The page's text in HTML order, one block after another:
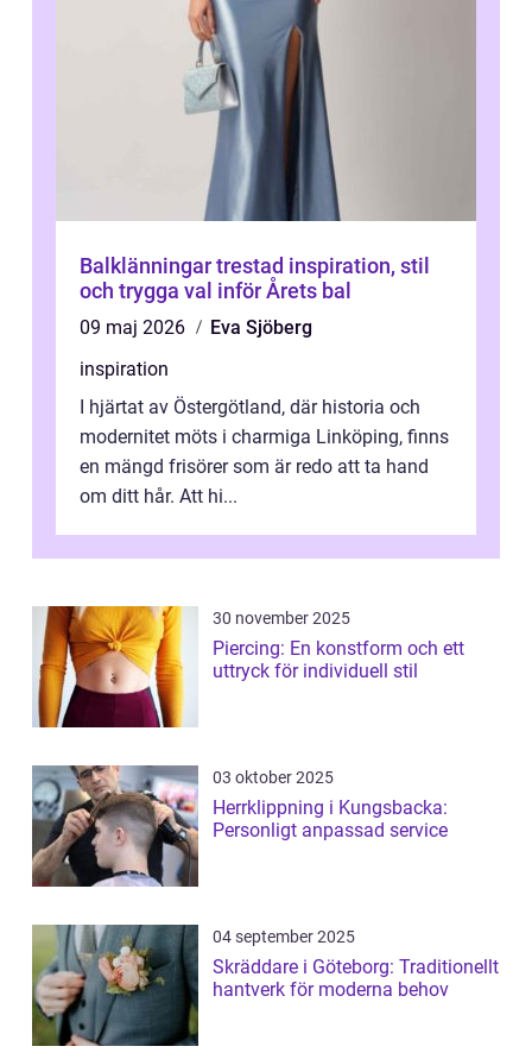
Balklänningar trestad inspiration, stil
och trygga val inför Årets bal
09 maj 2026
Eva Sjöberg
inspiration
I hjärtat av Östergötland, där historia och
modernitet möts i charmiga Linköping, finns
en mängd frisörer som är redo att ta hand
om ditt hår. Att hi...
30 november 2025
Piercing: En konstform och ett
uttryck för individuell stil
03 oktober 2025
Herrklippning i Kungsbacka:
Personligt anpassad service
04 september 2025
Skräddare i Göteborg: Traditionellt
hantverk för moderna behov